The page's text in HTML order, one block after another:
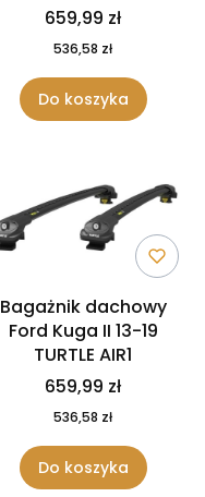
659,99 zł
536,58 zł
Do koszyka
Bagażnik dachowy
Ford Kuga II 13-19
TURTLE AIR1
659,99 zł
536,58 zł
Do koszyka